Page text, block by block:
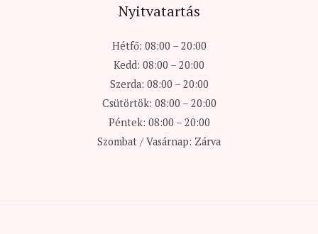
Nyitvatartás
Hétfő: 08:00 – 20:00
Kedd: 08:00 – 20:00
Szerda: 08:00 – 20:00
Csütörtök: 08:00 – 20:00
Péntek: 08:00 – 20:00
Szombat / Vasárnap: Zárva